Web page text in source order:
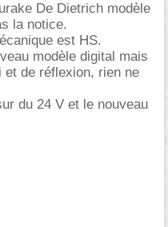
De Dietrich modèle
la notice.
est HS.
modèle digital mais
et de réflexion, rien ne
du 24 V et le nouveau